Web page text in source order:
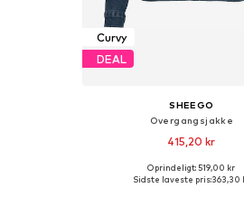
Curvy
DEAL
SHEEGO
Overgangsjakke
415,20 kr
Fås i mange størrelser
Oprindeligt: 519,00 kr
Sidste laveste pris:363,30